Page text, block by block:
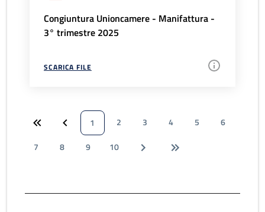
Congiuntura Unioncamere - Manifattura -
3° trimestre 2025
SCARICA FILE
1 2 3 4 5
6
7
8 9 10